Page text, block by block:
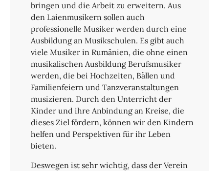
bringen und die Arbeit zu erweitern. Aus
den Laienmusikern sollen auch
professionelle Musiker werden durch eine
Ausbildung an Musikschulen. Es gibt auch
viele Musiker in Rumänien, die ohne einen
musikalischen Ausbildung Berufsmusiker
werden, die bei Hochzeiten, Bällen und
Familienfeiern und Tanzveranstaltungen
musizieren. Durch den Unterricht der
Kinder und ihre Anbindung an Kreise, die
dieses Ziel fördern, können wir den Kindern
helfen und Perspektiven für ihr Leben
bieten.
Deswegen ist sehr wichtig, dass der Verein